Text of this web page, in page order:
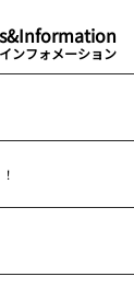
ンフォメーション